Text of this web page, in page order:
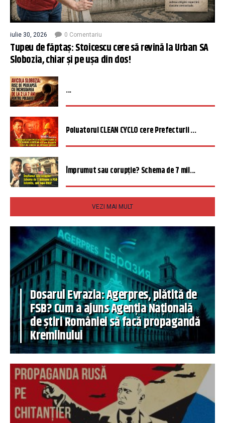
iulie 30, 2026 0 Comentariu
Tupeu de făptaș: Stoicescu cere să revină la Urban SA
Slobozia, chiar și pe ușa din dos!
...
Poluatorul CLEAN CYCLO cere Prefecturii ...
Împrumut sau corupție? Schema de 7 mil...
VEZI MAI MULT
Dosarul Evrazia: Agerpres, plătită de
FSB? Cum a ajuns Agenția Națională
de știri României să facă propagandă
Kremlinului